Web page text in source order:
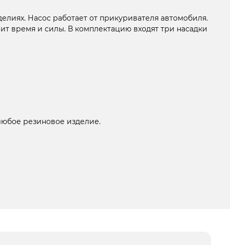
Насос работает от прикуривателя автомобиля.
время и силы. В комплектацию входят три насадки
резиновое изделие.